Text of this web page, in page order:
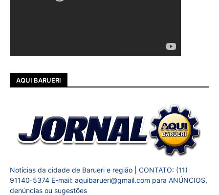
AQUI BARUERI
Notícias da cidade de Barueri e região | CONTATO: (11)
91140-5374 E-mail: aquibarueri@gmail.com para ANÚNCIOS,
denúncias ou sugestões